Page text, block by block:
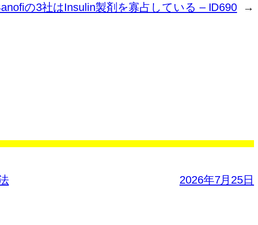
の3社はInsulin製剤を寡占している – ID690 →
2026年7月25日